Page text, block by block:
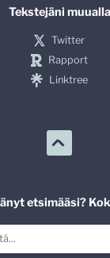
Tekstejäni muualla
Twitter
Rapport
Linktree
etsimääsi?